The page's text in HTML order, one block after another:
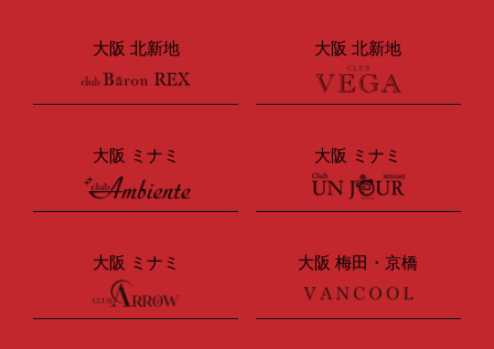
大阪 北新地 大阪 北新地
大阪 ミナミ 大阪 ミナミ
大阪 ミナミ 大阪 梅田・京橋